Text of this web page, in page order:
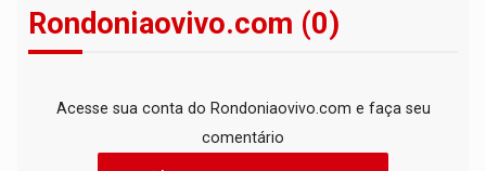
Rondoniaovivo.com (0)
Acesse sua conta do Rondoniaovivo.com e faça seu
comentário